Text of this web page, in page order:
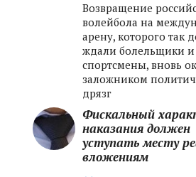
Возвращение
волейбола на
арену, которого так
ждали болельщики и
спортсмены, вновь
заложником
дрязг
Фискальный
наказания должен
уступать месту
вложениям